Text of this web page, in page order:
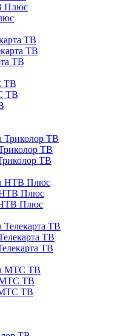
Плюс
ТВ
ТВ
ТВ
ТВ
ТВ
Триколор ТВ
ТВ
ТВ
НТВ Плюс
НТВ Плюс
Плюс
Телекарта ТВ
ТВ
ТВ
МТС ТВ
МТС ТВ
ТВ